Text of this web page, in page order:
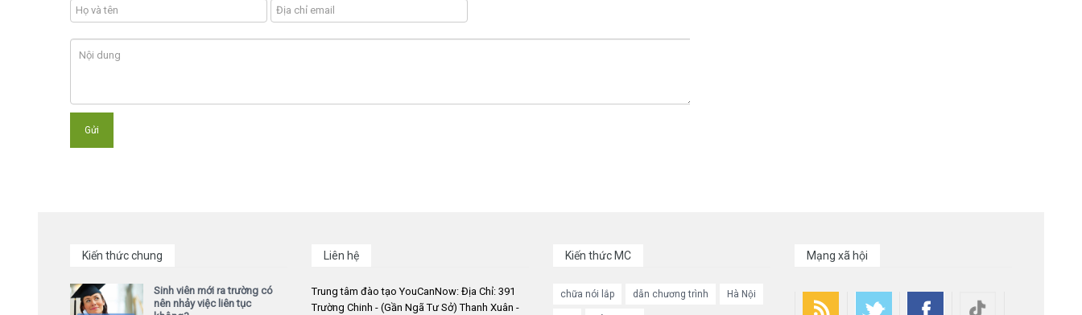
Kiến thức chung
Sinh viên mới ra trường có
nên nhảy việc liên tục
Liên hệ
Trung tâm đào tạo YouCanNow: Địa Chỉ: 391
Trường Chinh - (Gần Ngã Tư Sở) Thanh Xuân -
Kiến thức MC
chữa nói lắp dẫn chương trình Hà Nội
Mạng xã hội